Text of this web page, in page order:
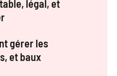
légal, et
gérer les
et baux